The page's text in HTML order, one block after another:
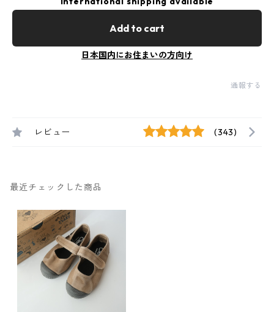
Add to cart
日本国内にお住まいの方向け
通報する
レビュー (343)
最近チェックした商品